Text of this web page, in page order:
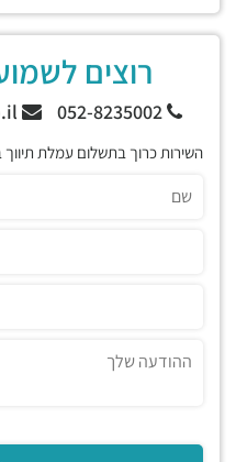
רוצים
052-8235002
השירות כרוך בתשלום עמלת